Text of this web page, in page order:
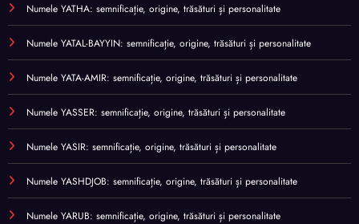
Numele YATHA: semnificație, origine, trăsături și personalitate
Numele YATAL-BAYYIN: semnificație, origine, trăsături și personalitate
Numele YATA-AMIR: semnificație, origine, trăsături și personalitate
Numele YASSER: semnificație, origine, trăsături și personalitate
Numele YASIR: semnificație, origine, trăsături și personalitate
Numele YASHDJOB: semnificație, origine, trăsături și personalitate
Numele YARUB: semnificație, origine, trăsături și personalitate